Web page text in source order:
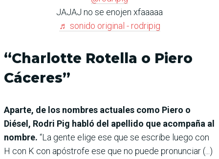
JAJAJ no se enojen xfaaaaa
♬ sonido original - rodripig
“Charlotte Rotella o Piero
Cáceres”
Aparte, de los nombres actuales como Piero o
Diésel, Rodri Pig habló del apellido que acompaña al
nombre. “La gente elige ese que se escribe luego con
H con K con apóstrofe ese que no puede pronunciar (...)